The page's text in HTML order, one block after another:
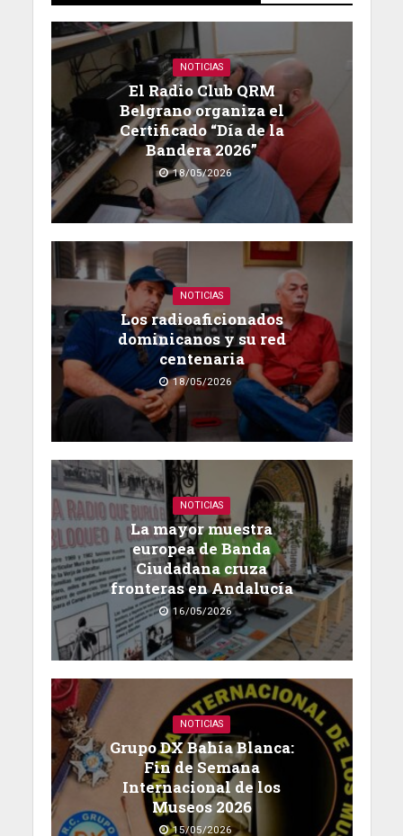
NOTICIAS
El Radio Club QRM
Belgrano organiza el
Certificado “Día de la
Bandera 2026”
18/05/2026
NOTICIAS
Los radioaficionados
dominicanos y su red
centenaria
18/05/2026
NOTICIAS
La mayor muestra
europea de Banda
Ciudadana cruza
fronteras en Andalucía
16/05/2026
NOTICIAS
Grupo DX Bahía Blanca:
Fin de Semana
Internacional de los
Museos 2026
15/05/2026